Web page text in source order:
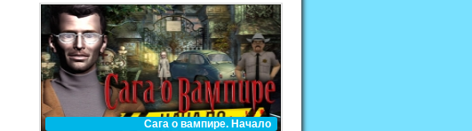
Сага о вампире. Начало